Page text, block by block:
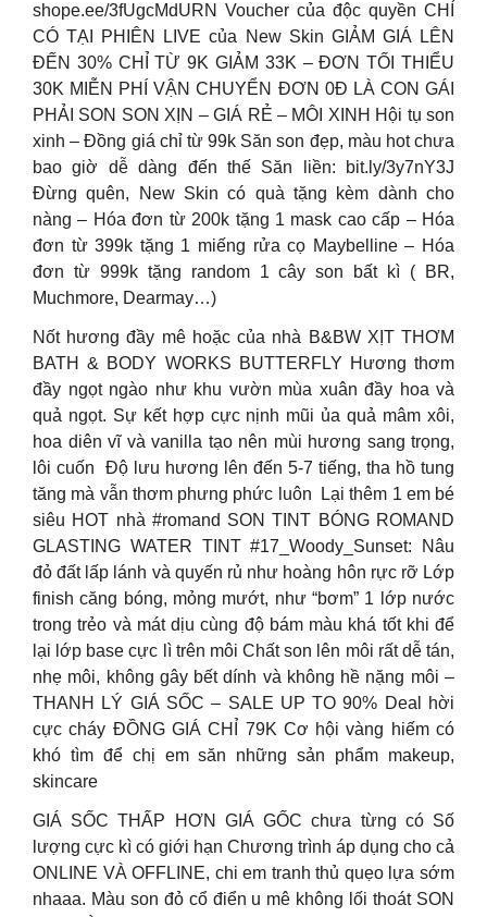
shope.ee/3fUgcMdURN Voucher của độc quyền CHỈ
CÓ TẠI PHIÊN LIVE của New Skin GIẢM GIÁ LÊN
ĐẾN 30% CHỈ TỪ 9K GIẢM 33K – ĐƠN TỐI THIỂU
30K MIỄN PHÍ VẬN CHUYỂN ĐƠN 0Đ LÀ CON GÁI
PHẢI SON SON XỊN – GIÁ RẺ – MÔI XINH Hội tụ son
xinh – Đồng giá chỉ từ 99k Săn son đẹp, màu hot chưa
bao giờ dễ dàng đến thế Săn liền: bit.ly/3y7nY3J
Đừng quên, New Skin có quà tặng kèm dành cho
nàng – Hóa đơn từ 200k tặng 1 mask cao cấp – Hóa
đơn từ 399k tặng 1 miếng rửa cọ Maybelline – Hóa
đơn từ 999k tặng random 1 cây son bất kì ( BR,
Muchmore, Dearmay…)
Nốt hương đầy mê hoặc của nhà B&BW XỊT THƠM
BATH & BODY WORKS BUTTERFLY Hương thơm
đầy ngọt ngào như khu vườn mùa xuân đầy hoa và
quả ngọt. Sự kết hợp cực nịnh mũi ủa quả mâm xôi,
hoa diên vĩ và vanilla tạo nên mùi hương sang trọng,
lôi cuốn ️ Độ lưu hương lên đến 5-7 tiếng, tha hồ tung
tăng mà vẫn thơm phưng phức luôn ️ Lại thêm 1 em bé
siêu HOT nhà #romand SON TINT BÓNG ROMAND
GLASTING WATER TINT #17_Woody_Sunset: Nâu
đỏ đất lấp lánh và quyến rủ như hoàng hôn rực rỡ Lớp
finish căng bóng, mỏng mướt, như “bơm” 1 lớp nước
trong trẻo và mát dịu cùng độ bám màu khá tốt khi để
lại lớp base cực lì trên môi Chất son lên môi rất dễ tán,
nhẹ môi, không gây bết dính và không hề nặng môi –
THANH LÝ GIÁ SỐC – SALE UP TO 90% Deal hời
cực cháy ĐỒNG GIÁ CHỈ 79K Cơ hội vàng hiếm có
khó tìm để chị em săn những sản phẩm makeup,
skincare
GIÁ SỐC THẤP HƠN GIÁ GỐC chưa từng có Số
lượng cực kì có giới hạn Chương trình áp dụng cho cả
ONLINE VÀ OFFLINE, chi em tranh thủ quẹo lựa sớm
nhaaa. Màu son đỏ cổ điển u mê không lối thoát SON